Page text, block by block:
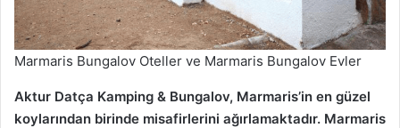
Marmaris Bungalov Oteller ve Marmaris Bungalov Evler
Aktur Datça Kamping & Bungalov, Marmaris’in en güzel
koylarından birinde misafirlerini ağırlamaktadır. Marmaris